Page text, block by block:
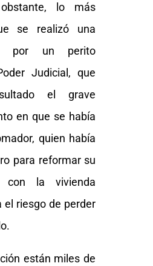
lo más
se realizó una
por un perito
Judicial, que
el grave
en que se había
quien había
para reformar su
la vivienda
el riesgo de perder
están miles de